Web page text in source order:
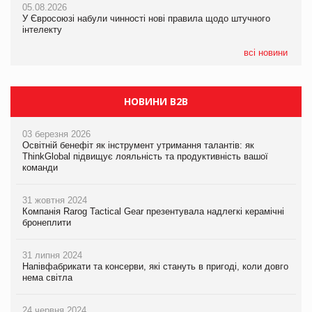
05.08.2026
У Євросоюзі набули чинності нові правила щодо штучного
інтелекту
всі новини
05.08.2026
Сергій Лісунов про заморожені хлібобулочні вироби на
05.08.2026
Рекламна платформа вимагає від Google компенсацію за
втрату 6,9 трлн рекламних показів
НОВИНИ B2B
03 березня 2026
Освітній бенефіт як інструмент утримання талантів: як
ThinkGlobal підвищує лояльність та продуктивність вашої
команди
31 жовтня 2024
Компанія Rarog Tactical Gear презентувала надлегкі керамічні
бронеплити
31 липня 2024
Напівфабрикати та консерви, які стануть в пригоді, коли довго
нема світла